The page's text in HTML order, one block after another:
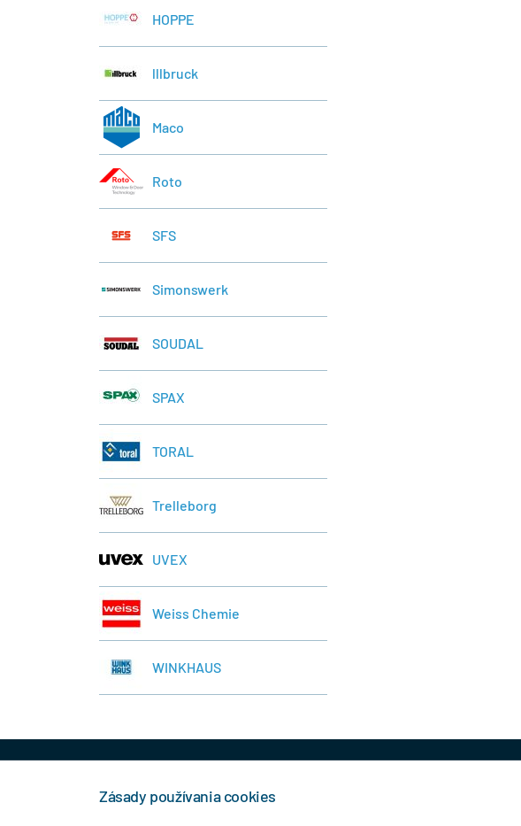
HOPPE
lllbruck
Maco
Roto
SFS
Simonswerk
SOUDAL
SPAX
TORAL
Trelleborg
UVEX
Weiss Chemie
WINKHAUS
Zásady používania cookies